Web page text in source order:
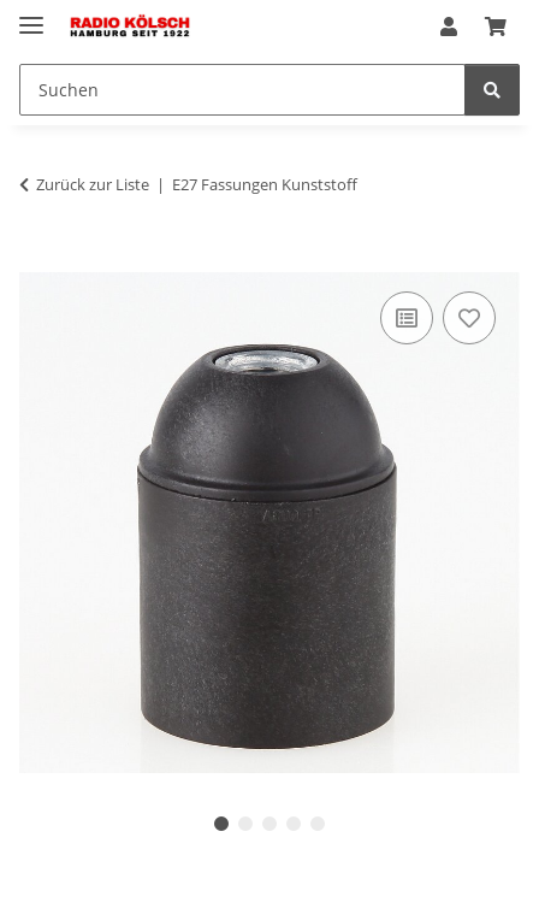
Zurück zur Liste E27 Fassungen Kunststoff